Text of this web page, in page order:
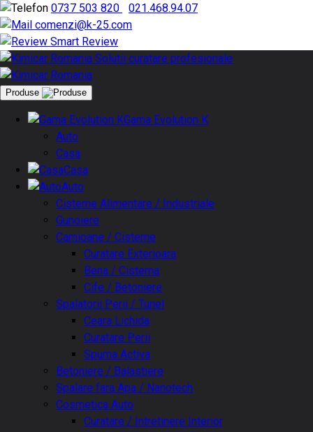
0737 503 820
021.468.94.07
comenzi@k-25.com
Smart Review
Produse
Gama Evolution K
Auto
Casa
Casa
Auto
Cisterne Alimentare / Industriale
Gunoiere
Camioane / Cisterne
Curatare Exterioara
Bena / Cisterna
Cife / Betoniere
Spalatorii Perii / Tunel
Ceara Lichida
Curatare Perii
Spuma Activa
Betoniere / Balastiere
Spalare fara Apa / Nanotech
Cosmetica Auto
Curatare / Intretinere Interior